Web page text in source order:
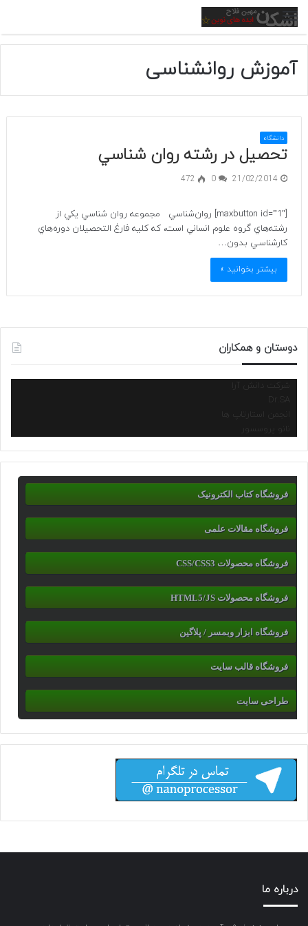
منو
آموزش روانشناسی
دانشگاه
تحصیل در رشته روان شناسي
21/02/2014
0
472
[maxbutton id=”1″] روان‌شناسي مجموعه روان شناسي يكي از
رشته‌هاي گروه علوم انساني است، كه كليه فارغ التحصيلان دوره‌هاي
كارشناسـي بـدون…
بیشتر بخوانید »
دوستان و همکاران
شرکت دانش آرا
انجمن استارتاپ ها
نانو پروسسور
فروشگاه کتاب الکترونیک
فروشگاه مقالات علمی
فروشگاه محصولات CSS/CSS3
فروشگاه محصولات HTML5/JS
فروشگاه ابزار وبمسر / پلاگین
فروشگاه قالب سایت
طراحی سایت
درباره ما